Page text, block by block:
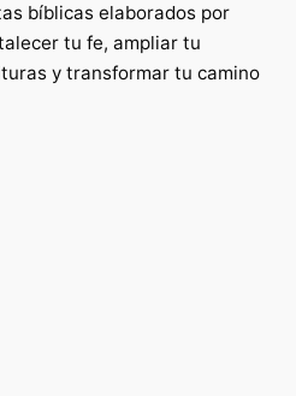
bíblicas elaborados por
tu fe, ampliar tu
y transformar tu camino